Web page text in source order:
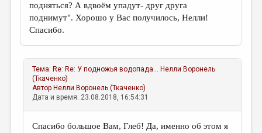
ВКОНТАКТЕ
подняться? А вдвоём упадут- друг друга
поднимут". Хорошо у Вас получилось, Нелли!
Спасибо.
Тема: Re: Re: У подножья водопада... Нелли Воронель
(Ткаченко)
Автор Нелли Воронель (Ткаченко)
Дата и время: 23.08.2018, 16:54:31
Спасибо большое Вам, Глеб! Да, именно об этом я